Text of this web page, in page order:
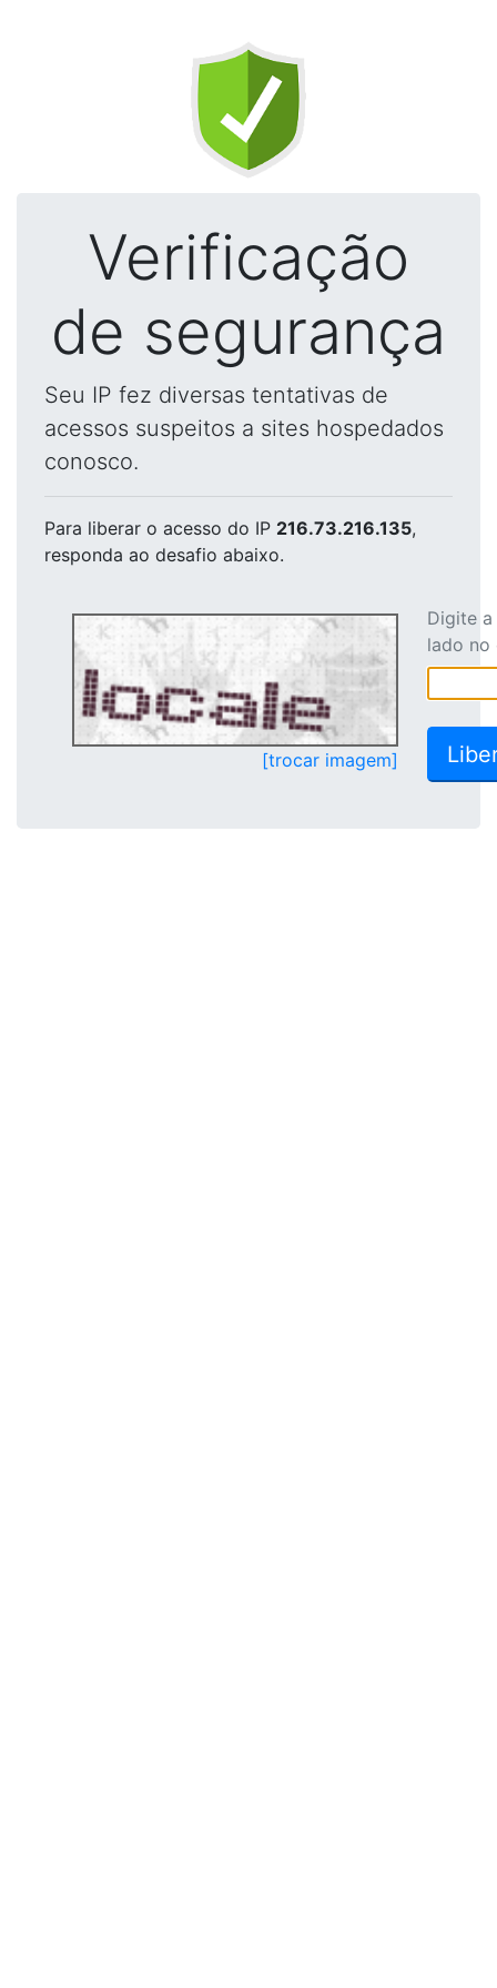
Verificação
de segurança
Seu IP fez diversas tentativas de
acessos suspeitos a sites hospedados
conosco.
Para liberar o acesso do IP 216.73.216.135,
responda ao desafio abaixo.
[trocar imagem]
Digite
lado no